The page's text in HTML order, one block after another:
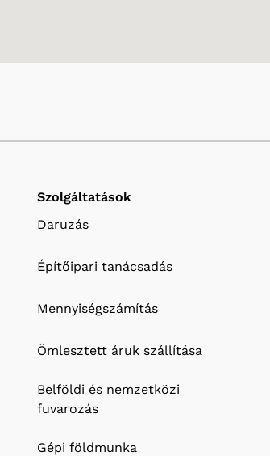
Szolgáltatások
Daruzás
Építőipari tanácsadás
Mennyiségszámítás
Ömlesztett áruk szállítása
Belföldi és nemzetközi
fuvarozás
Gépi földmunka